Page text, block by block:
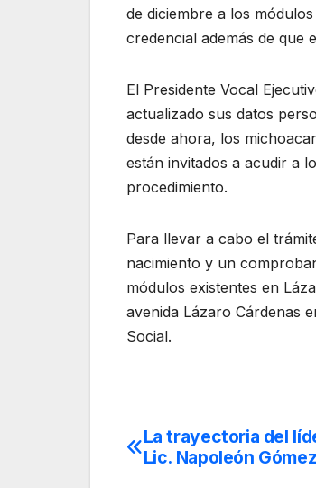
de diciembre a los
credencial además de que
El Presidente Vocal
actualizado sus datos
desde ahora, los
están invitados a acudir a
procedimiento.
Para llevar a cabo el
nacimiento y un
módulos existentes en
avenida Lázaro Cárdenas
Social.
Navegación
La trayectoria del
Lic. Napoleón